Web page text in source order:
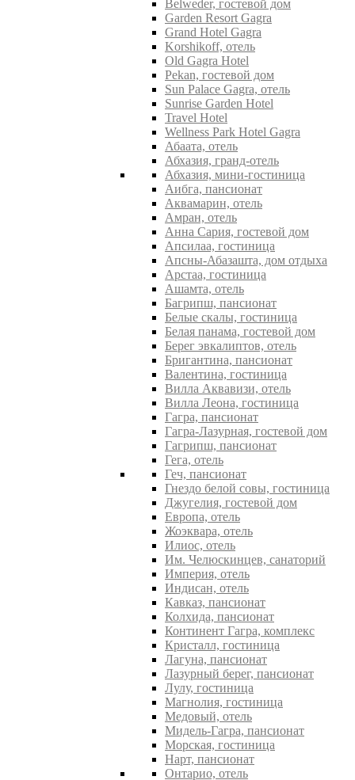
Belweder, гостевой дом
Garden Resort Gagra
Grand Hotel Gagra
Korshikoff, отель
Old Gagra Hotel
Pekan, гостевой дом
Sun Palace Gagra, отель
Sunrise Garden Hotel
Travel Hotel
Wellness Park Hotel Gagra
Абаата, отель
Абхазия, гранд-отель
Абхазия, мини-гостиница
Аибга, пансионат
Аквамарин, отель
Амран, отель
Анна Сария, гостевой дом
Апсилаа, гостиница
Апсны-Абазашта, дом отдыха
Арстаа, гостиница
Ашамта, отель
Багрипш, пансионат
Белые скалы, гостиница
Белая панама, гостевой дом
Берег эвкалиптов, отель
Бригантина, пансионат
Валентина, гостиница
Вилла Аквавизи, отель
Вилла Леона, гостиница
Гагра, пансионат
Гагра-Лазурная, гостевой дом
Гагрипш, пансионат
Гега, отель
Геч, пансионат
Гнездо белой совы, гостиница
Джугелия, гостевой дом
Европа, отель
Жоэквара, отель
Илиос, отель
Им. Челюскинцев, санаторий
Империя, отель
Индисан, отель
Кавказ, пансионат
Колхида, пансионат
Континент Гагра, комплекс
Кристалл, гостиница
Лагуна, пансионат
Лазурный берег, пансионат
Лулу, гостиница
Магнолия, гостиница
Медовый, отель
Мидель-Гагра, пансионат
Морская, гостиница
Нарт, пансионат
Онтарио, отель